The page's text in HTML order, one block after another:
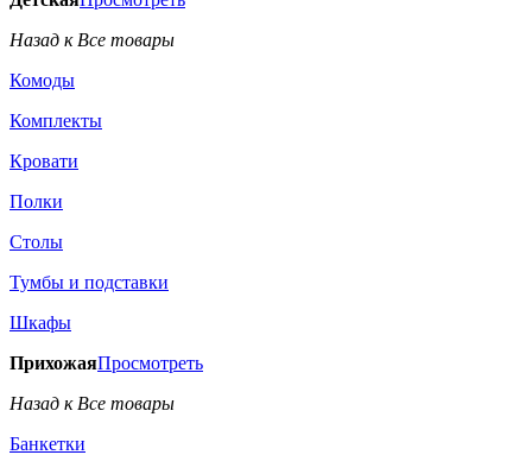
Назад к Все товары
Комоды
Комплекты
Кровати
Полки
Столы
Тумбы и подставки
Шкафы
ПрихожаяПросмотреть
Назад к Все товары
Банкетки